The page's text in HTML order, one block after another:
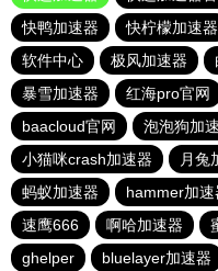
快鸭加速器
快柠檬加速器
软件中心
极风加速器
暴雪加速器
红海pro官网
baacloud官网
泡泡狗加
小猫咪crash加速器
月兔
蚂蚁加速器
hammer加速
速鹰666
啊哈加速器
ghelper
bluelayer加速器